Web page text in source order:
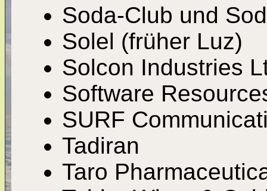
Soda-Club und
Solel (früher Luz)
Solcon Industries
Software
SURF
Tadiran
Taro